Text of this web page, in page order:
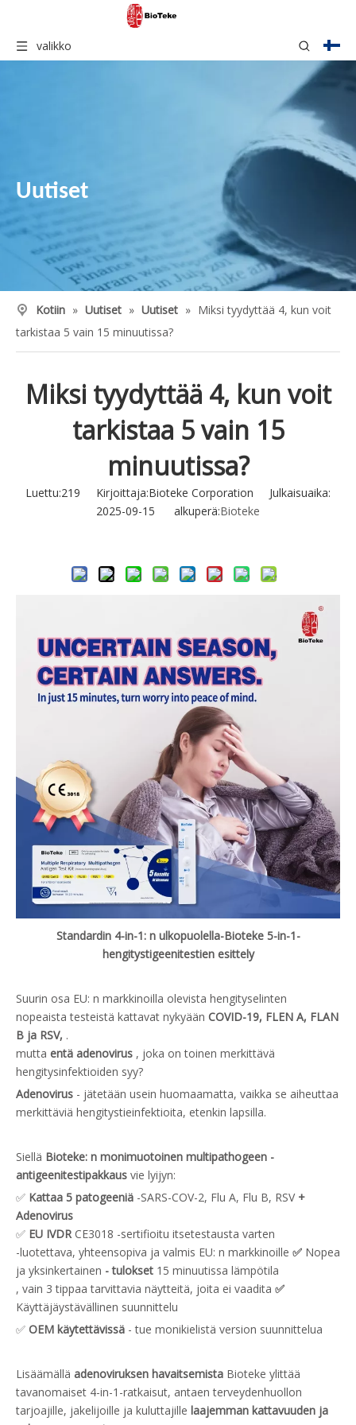
valikko
Uutiset
Kotiin » Uutiset » Uutiset » Miksi tyydyttää 4, kun voit
tarkistaa 5 vain 15 minuutissa?
Miksi tyydyttää 4, kun voit
tarkistaa 5 vain 15
minuutissa?
Luettu:219 Kirjoittaja:Bioteke Corporation Julkaisuaika:
2025-09-15 alkuperä:Bioteke
Standardin 4-in-1: n ulkopuolella-Bioteke 5-in-1-
hengitystigeenitestien esittely
Suurin osa EU: n markkinoilla olevista hengityselinten
nopeaista testeistä kattavat nykyään COVID-19, FLEN A, FLAN
B ja RSV, .
mutta entä adenovirus , joka on toinen merkittävä
hengitysinfektioiden syy?
Adenovirus - jätetään usein huomaamatta, vaikka se aiheuttaa
merkittäviä hengitystieinfektioita, etenkin lapsilla.
Siellä Bioteke: n monimuotoinen multipathogeen -
antigeenitestipakkaus vie lyijyn:
✅ Kattaa 5 patogeeniä -SARS-COV-2, Flu A, Flu B, RSV +
Adenovirus
✅ EU IVDR CE3018 -sertifioitu itsetestausta varten
-luotettava, yhteensopiva ja valmis EU: n markkinoille ✅ Nopea
ja yksinkertainen - tulokset 15 minuutissa lämpötila
, vain 3 tippaa tarvittavia näytteitä, joita ei vaadita ✅
Käyttäjäystävällinen suunnittelu
✅ OEM käytettävissä - tue monikielistä version suunnittelua
Lisäämällä adenoviruksen havaitsemista Bioteke ylittää
tavanomaiset 4-in-1-ratkaisut, antaen terveydenhuollon
tarjoajille, jakelijoille ja kuluttajille laajemman kattavuuden ja